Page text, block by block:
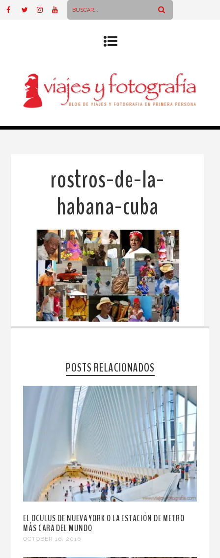
rostros-de-la-
habana-cuba
POSTS RELACIONADOS
EL OCULUS DE NUEVA YORK O LA ESTACIÓN DE METRO
MÁS CARA DEL MUNDO
OCTOBER 16, 2016